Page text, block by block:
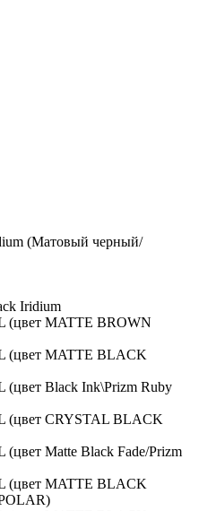
(Матовый черный/
Iridium